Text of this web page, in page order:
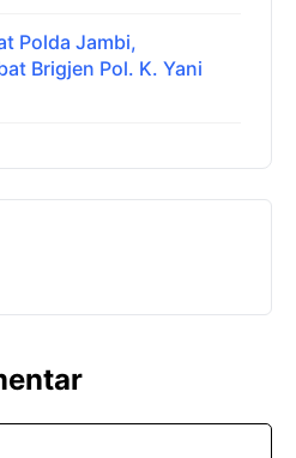
Polda Jambi,
Brigjen Pol. K. Yani